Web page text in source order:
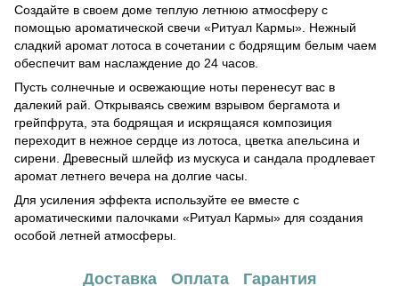
Создайте в своем доме теплую летнюю атмосферу с
помощью ароматической свечи «Ритуал Кармы». Нежный
сладкий аромат лотоса в сочетании с бодрящим белым чаем
обеспечит вам наслаждение до 24 часов.
Пусть солнечные и освежающие ноты перенесут вас в
далекий рай. Открываясь свежим взрывом бергамота и
грейпфрута, эта бодрящая и искрящаяся композиция
переходит в нежное сердце из лотоса, цветка апельсина и
сирени. Древесный шлейф из мускуса и сандала продлевает
аромат летнего вечера на долгие часы.
Для усиления эффекта используйте ее вместе с
ароматическими палочками «Ритуал Кармы» для создания
особой летней атмосферы.
Доставка Оплата Гарантия